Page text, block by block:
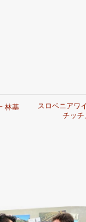
林基
スロベニアワ
チッチ